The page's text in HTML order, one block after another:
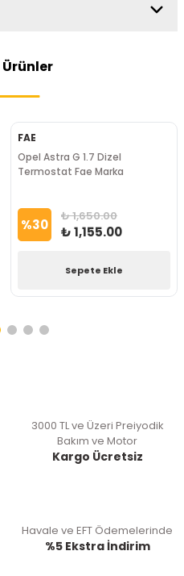
Ürünler
FAE
Opel Astra G 1.7 Dizel
Termostat Fae Marka
%30 ₺ 1,650.00
₺ 1,155.00
Sepete Ekle
3000 TL ve Üzeri Preiyodik
Bakım ve Motor
Kargo Ücretsiz
Havale ve EFT Ödemelerinde
%5 Ekstra İndirim